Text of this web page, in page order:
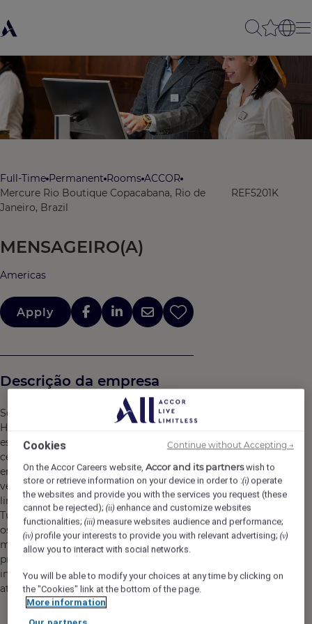
Full-Time Permanent Rooms ACCOR
Mercure Rio Boutique Copacabana, Rio de
Janeiro, Brazil
REF5201K
MENSAGEIRO(A)
Americas
Apply
Descrição da empresa
Somos a Accor. Somos líderes mundiais em
Hospitalidade Aumentada. Somos mais de 230.000
especialistas em hospitalidade colocando as pessoas no
centro do que fazemos, criando novas conexões e
emoções para nossos hóspedes, nutrindo uma
verdadeira paixão pelo serviço e conquistas além dos
limites.
Tudo o que vem faz do coração, e é por isso que somos
os maiores na arte de receber, conectar e servir. Somos
muito mais do que acomodação e hotéis. Nossa
promessa é superar todas as expectativas, promovendo
inclusão, cuidado e um serviço impecável. Estamos
atentos ao mundo, ao que as pessoas procuram.
Cookies
On the Accor Careers website,Accor and its partnerswish to
store or retrieve information on your device in order to :(i) operate
the websites and provide you with the services you request (these
cannot be rejected);(ii) enhance and customize websites
functionalities;(iii) measure websites audience and performance;
(iv) profile your interests to provide you with relevant advertising;(v)
allow you to interact with social networks.
You will be able to modify your choices at any time by clicking on
the "Cookies" link at the bottom of the page.
More information
Continue without Accepting →